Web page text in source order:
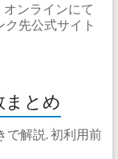
ンラインにて
先公式サイト
まとめ
で解説. 初利用前